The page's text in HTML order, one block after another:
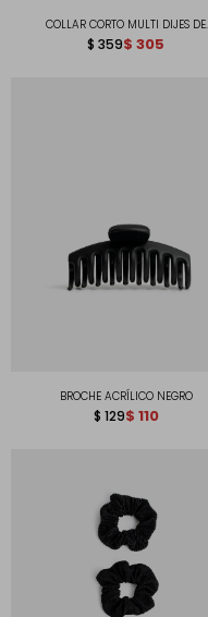
COLLAR CORTO MULTI DIJES DE
MEDALLONES
$ 359$ 305
BROCHE ACRÍLICO NEGRO
$ 129$ 110